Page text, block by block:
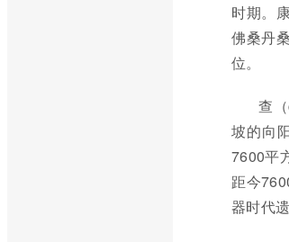
时期。
佛桑丹
位。
查
坡的向
7600平
距今
器时代遗